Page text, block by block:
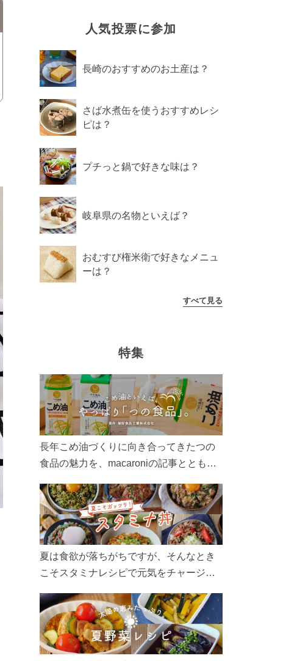
人気投票に参加
長崎のおすすめのお土産は？
さば水煮缶を使うおすすめレシ
ピは？
プチっと鍋で好きな味は？
岐阜県の名物といえば？
おむすび権米衛で好きなメニュ
ーは？
すべて見る
特集
長年こめ油づくりに向き合ってきたつの
食品の魅力を、macaroniの記事とともに
ん、製造現場や品質へのこだわりまで。
こめ油をもっと好きになるコンテンツを
ぜひお楽しみください。
夏は食欲が落ちがちですが、そんなとき
こそスタミナレシピで元気をチャージ！
リ食べて、夏バテを吹き飛ばしましょ
う！